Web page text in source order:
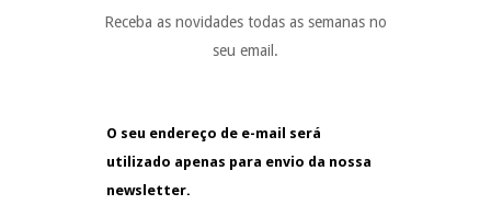
Receba as novidades todas as semanas no
seu email.
O seu endereço de e-mail será
utilizado apenas para envio da nossa
newsletter.